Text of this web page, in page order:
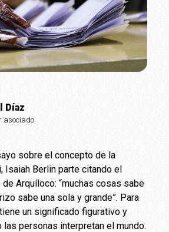
Díaz
asociado
sobre el concepto de la
Isaiah Berlin parte citando el
Arquíloco: “muchas cosas sabe
sabe una sola y grande”. Para
un significado figurativo y
personas interpretan el mundo.